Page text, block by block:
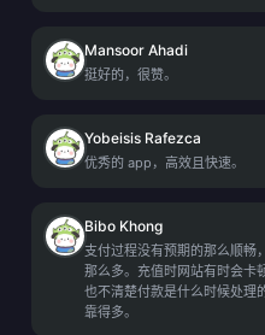
Mansoor Ahadi
挺好的，很赞。
Yobeisis Rafezca
优秀的 app，高效且快速。
Bibo Khong
支付过程没有预期的那么顺畅
那么多。充值时网站有时会卡
也不清楚付款是什么时候处理
靠得多。